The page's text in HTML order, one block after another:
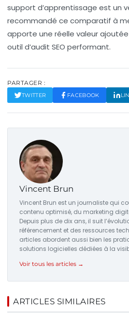
support d’apprentissage est un
recommandé ce comparatif à
apporte une réelle valeur ajoutée
outil d’audit SEO performant.
PARTAGER :
TWITTER FACEBOOK
Vincent Brun
Vincent Brun est un journaliste qui
contenu optimisé, du marketing
Depuis plus de dix ans, il suit
référencement et des ressources
articles abordent aussi bien les
solutions logicielles dédiées à la
Voir tous les articles →
ARTICLES SIMILAIRES